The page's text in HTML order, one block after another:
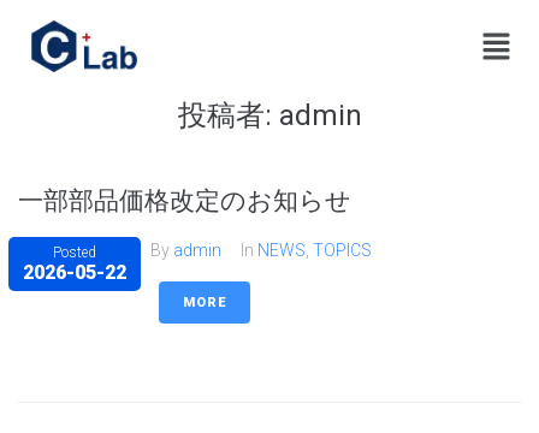
投稿者: admin
一部部品価格改定のお知らせ
By admin In NEWS TOPICS
Posted
2026-05-22
MORE